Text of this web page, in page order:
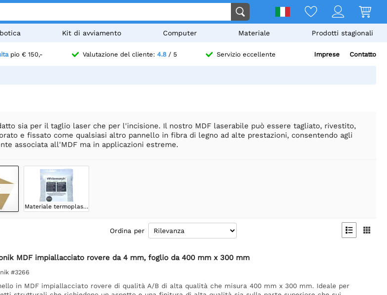
Kit di avviamento Computer Materiale Prodotti stagionali
pio € 150,- Valutazione del cliente: 4.8/ 5 Servizio eccellente Imprese Contatto
sia per il taglio laser che per l'incisione. Il nostro MDF laserabile può essere tagliato, rivestito,
e fissato come qualsiasi altro pannello in fibra di legno ad alte prestazioni, consentendo agli
associata all'MDF ma in applicazioni estreme.
Materiale termoplastico
Ordina per  
MDF impiallacciato rovere da 4 mm, foglio da 400 mm x 300 mm
#3266
in MDF impiallacciato rovere di qualità A/B di alta qualità che misura 400 mm x 300 mm. Ideale per